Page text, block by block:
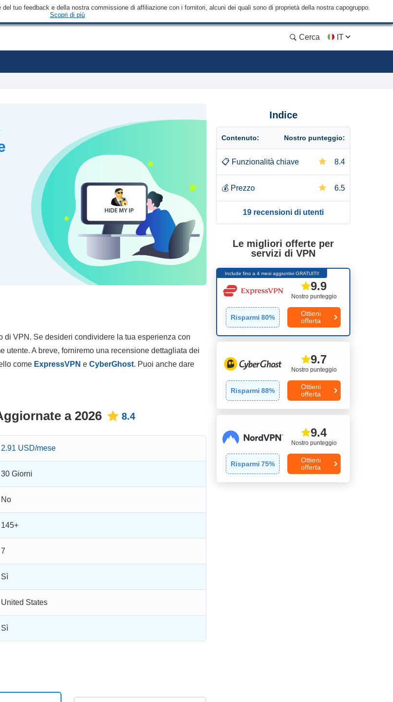
tuo feedback e della nostra commissione di affiliazione con i fornitori, alcuni dei quali sono di proprietà della nostra capogruppo.
Scopri di più
Cerca IT
VPN. Se desideri condividere la tua esperienza con
utente. A breve, forniremo una recensione dettagliata dei
come ExpressVPN e CyberGhost. Puoi anche dare
a 2026 8.4
2.91 USD/mese
30 Giorni
No
145+
7
Sì
United States
Sì
Indice
Contenuto: Nostro punteggio:
📋 Funzionalità chiave 8.4
💰 Prezzo 6.5
19 recensioni di utenti
Le migliori offerte per
servizi di VPN
Include fino a 4 mesi aggiuntivi GRATUITI!
Nostro punteggio
9.9
Risparmi 80%
Ottieni
offerta
Nostro punteggio
9.7
Risparmi 88%
Ottieni
offerta
Nostro punteggio
9.4
Risparmi 75%
Ottieni
offerta